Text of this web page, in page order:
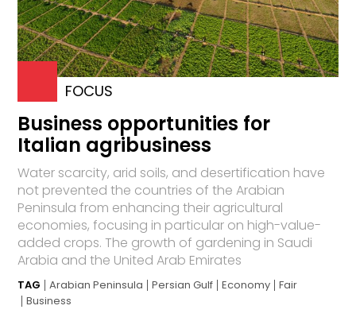
FOCUS
Business opportunities for
Italian agribusiness
Water scarcity, arid soils, and desertification have
not prevented the countries of the Arabian
Peninsula from enhancing their agricultural
economies, focusing in particular on high-value-
added crops. The growth of gardening in Saudi
Arabia and the United Arab Emirates
TAG Arabian Peninsula Persian Gulf Economy Fair
Business